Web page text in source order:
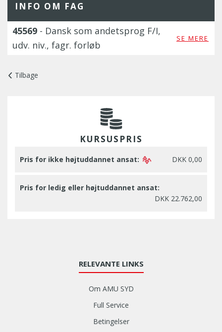
INFO OM FAG
45569 - Dansk som andetsprog F/I,
udv. niv., fagr. forløb
SE MERE
Tilbage
KURSUSPRIS
Pris for ikke højtuddannet ansat: DKK 0,00
Pris for ledig eller højtuddannet ansat:
DKK 22.762,00
RELEVANTE LINKS
Om AMU SYD
Full Service
Betingelser